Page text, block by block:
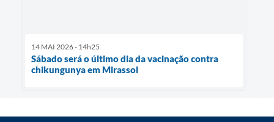
14 MAI 2026 - 14h25
Sábado será o último dia da vacinação contra
chikungunya em Mirassol